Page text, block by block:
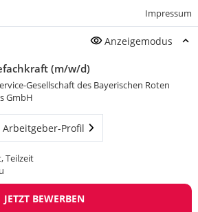
Impressum
Anzeigemodus
(m/w/d)
Gesellschaft des Bayerischen Roten
GmbH
Arbeitgeber-Profil
Teilzeit
JETZT BEWERBEN